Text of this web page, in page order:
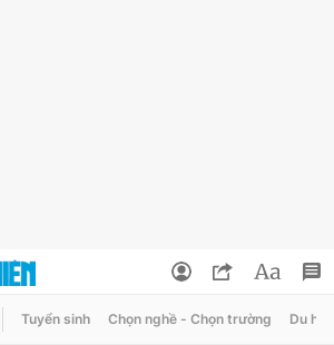
ĐẶT BÁO
Tuyển sinh Chọn nghề - Chọn trường Du học